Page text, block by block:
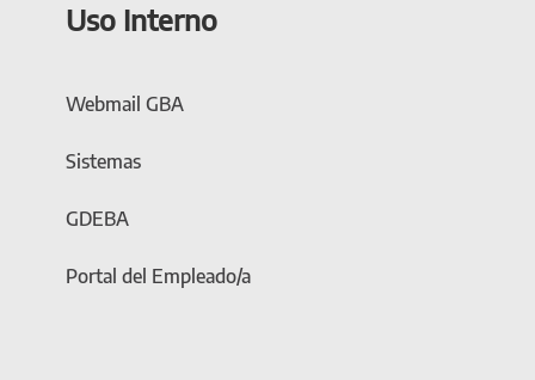
Uso Interno
Webmail GBA
Sistemas
GDEBA
Portal del Empleado/a